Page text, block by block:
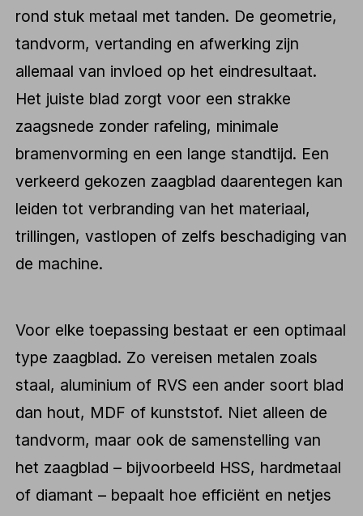
rond stuk metaal met tanden. De geometrie,
tandvorm, vertanding en afwerking zijn
allemaal van invloed op het eindresultaat.
Het juiste blad zorgt voor een strakke
zaagsnede zonder rafeling, minimale
bramenvorming en een lange standtijd. Een
verkeerd gekozen zaagblad daarentegen kan
leiden tot verbranding van het materiaal,
trillingen, vastlopen of zelfs beschadiging van
de machine.
Voor elke toepassing bestaat er een optimaal
type zaagblad. Zo vereisen metalen zoals
staal, aluminium of RVS een ander soort blad
dan hout, MDF of kunststof. Niet alleen de
tandvorm, maar ook de samenstelling van
het zaagblad – bijvoorbeeld HSS, hardmetaal
of diamant – bepaalt hoe efficiënt en netjes